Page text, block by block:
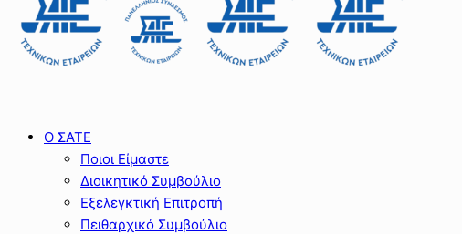
Ο ΣΑΤΕ
Ποιοι Είμαστε
Διοικητικό Συμβούλιο
Εξελεγκτική Επιτροπή
Πειθαρχικό Συμβούλιο